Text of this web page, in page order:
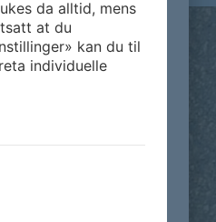
da alltid, mens
at du
kan du til
individuelle